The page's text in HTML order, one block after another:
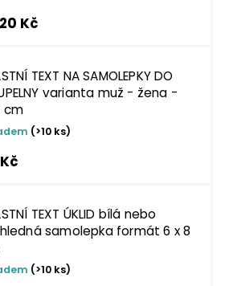
20 Kč
TEXT NA SAMOLEPKY DO
varianta muž - žena -
cm
(>10 ks)
TEXT ÚKLID bílá nebo
samolepka formát 6 x 8
(>10 ks)